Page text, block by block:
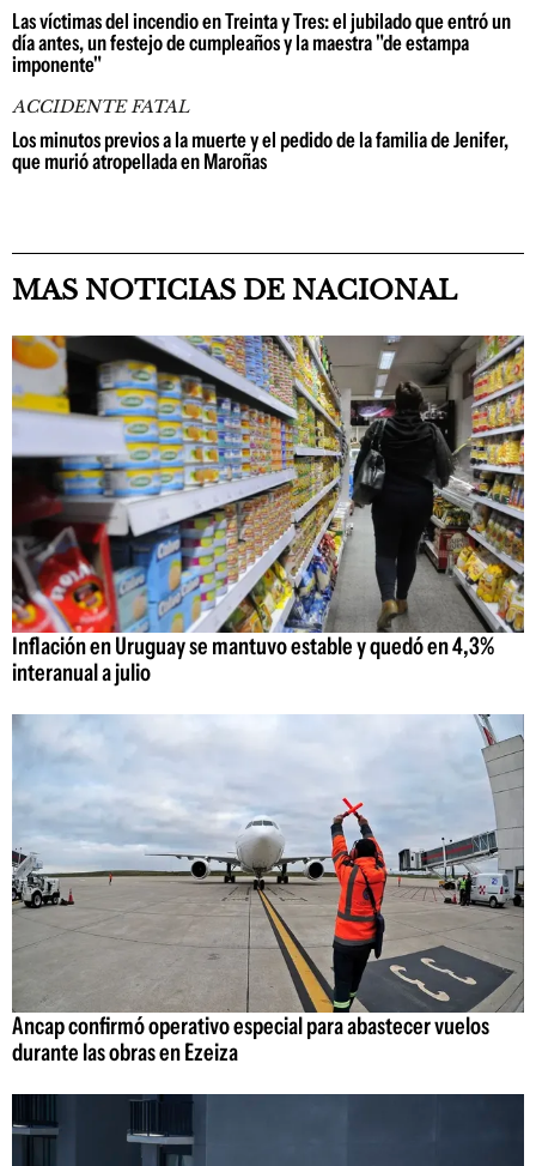
Las víctimas del incendio en Treinta y Tres: el jubilado que entró un
día antes, un festejo de cumpleaños y la maestra "de estampa
imponente"
ACCIDENTE FATAL
Los minutos previos a la muerte y el pedido de la familia de Jenifer,
que murió atropellada en Maroñas
MAS NOTICIAS DE NACIONAL
Inflación en Uruguay se mantuvo estable y quedó en 4,3%
interanual a julio
Ancap confirmó operativo especial para abastecer vuelos
durante las obras en Ezeiza